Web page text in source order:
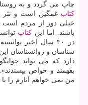
چاپ می گردد و به
كتاب غمگین است و نثر
خیلی دور از مردم
باشند. اما این كتاب
در ۳۰ سال اخیر
شناسان و روانشناسان
دارد كه می تواند
بفهمند و خواص
من نمی خواهم آثارم را